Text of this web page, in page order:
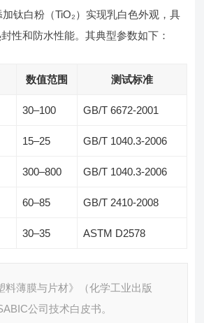
加钛白粉（TiO₂）实现乳白色外观，具
性和防水性能。其典型参数如下：
数值范围 测试标准
30–100 GB/T 6672-2001
15–25 GB/T 1040.3-2006
300–800 GB/T 1040.3-2006
60–85 GB/T 2410-2008
30–35 ASTM D2578
料薄膜与片材》（化学工业出版
公司技术白皮书。